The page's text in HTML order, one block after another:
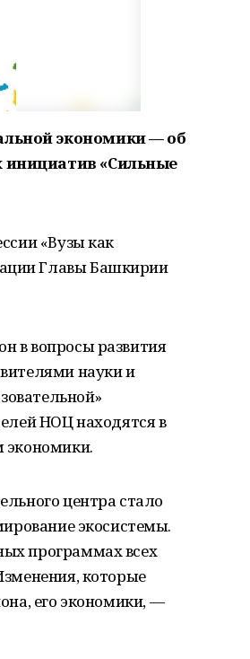
экономики — об
инициатив «Сильные
«Вузы как
Главы Башкирии
в вопросы развития
науки и
НОЦ находятся в
экономики.
центра стало
экосистемы.
программах всех
которые
его экономики, —